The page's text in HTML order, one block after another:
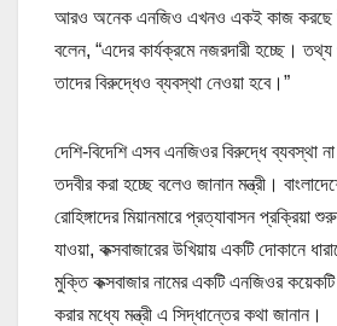
আরও অনেক এনজিও এখনও একই কাজ করছে
বলেন, “এদের কার্যক্রমে নজরদারী হচ্ছে। তথ্য
তাদের বিরুদ্ধেও ব্যবস্থা নেওয়া হবে।”
দেশি-বিদেশি এসব এনজিওর বিরুদ্ধে ব্যবস্থা
তদবীর করা হচ্ছে বলেও জানান মন্ত্রী।
রোহিঙ্গাদের মিয়ানমারে প্রত্যাবাসন প্রক্রিয়া
যাওয়া, কক্সবাজারের উখিয়ায় একটি দোকানে
মুক্তি কক্সবাজার নামের একটি এনজিওর
করার মধ্যে মন্ত্রী এ সিদ্ধান্তের কথা জানান।